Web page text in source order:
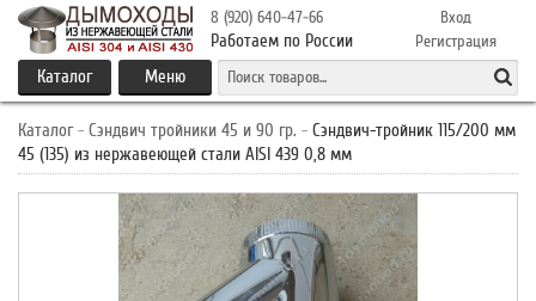
8 (920) 640-47-66
Работаем по России
Вход
Регистрация
Каталог Меню
Каталог - Сэндвич тройники 45 и 90 гр. - Сэндвич-тройник 115/200 мм
45 (135) из нержавеющей стали AISI 439 0,8 мм